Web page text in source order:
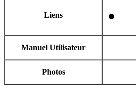
Liens
Manuel Utilisateur
Photos